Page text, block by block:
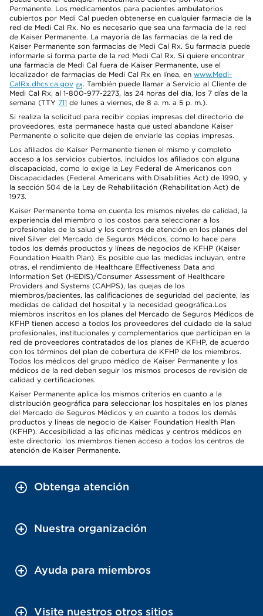
Permanente. Los medicamentos para pacientes ambulatorios
cubiertos por Medi Cal pueden obtenerse en cualquier farmacia de la
red de Medi Cal Rx. No es necesario que sea una farmacia de la red
de Kaiser Permanente. La mayoría de las farmacias de la red de
Kaiser Permanente son farmacias de Medi Cal Rx. Su farmacia puede
informarle si forma parte de la red Medi Cal Rx. Si quiere encontrar
una farmacia de Medi Cal fuera de Kaiser Permanente, use el
localizador de farmacias de Medi Cal Rx en línea, en www.Medi-
CalRx.dhcs.ca.gov
. También puede llamar a Servicio al Cliente de
Medi Cal Rx, al 1-800-977-2273, las 24 horas del día, los 7 días de la
semana (TTY 711 de lunes a viernes, de 8 a. m. a 5 p. m.).
Si realiza la solicitud para recibir copias impresas del directorio de
proveedores, esta permanece hasta que usted abandone Kaiser
Permanente o solicite que dejen de enviarle las copias impresas.
Los afiliados de Kaiser Permanente tienen el mismo y completo
acceso a los servicios cubiertos, incluidos los afiliados con alguna
discapacidad, como lo exige la Ley Federal de Americanos con
Discapacidades (Federal Americans with Disabilities Act) de 1990, y
la sección 504 de la Ley de Rehabilitación (Rehabilitation Act) de
1973.
Kaiser Permanente toma en cuenta los mismos niveles de calidad, la
experiencia del miembro o los costos para seleccionar a los
profesionales de la salud y los centros de atención en los planes del
nivel Silver del Mercado de Seguros Médicos, como lo hace para
todos los demás productos y líneas de negocios de KFHP (Kaiser
Foundation Health Plan). Es posible que las medidas incluyan, entre
otras, el rendimiento de Healthcare Effectiveness Data and
Information Set (HEDIS)/Consumer Assessment of Healthcare
Providers and Systems (CAHPS), las quejas de los
miembros/pacientes, las calificaciones de seguridad del paciente, las
medidas de calidad del hospital y la necesidad geográfica.Los
miembros inscritos en los planes del Mercado de Seguros Médicos de
KFHP tienen acceso a todos los proveedores del cuidado de la salud
profesionales, institucionales y complementarios que participan en la
red de proveedores contratados de los planes de KFHP, de acuerdo
con los términos del plan de cobertura de KFHP de los miembros.
Todos los médicos del grupo médico de Kaiser Permanente y los
médicos de la red deben seguir los mismos procesos de revisión de
calidad y certificaciones.
Kaiser Permanente aplica los mismos criterios en cuanto a la
distribución geográfica para seleccionar los hospitales en los planes
del Mercado de Seguros Médicos y en cuanto a todos los demás
productos y líneas de negocio de Kaiser Foundation Health Plan
(KFHP). Accesibilidad a las oficinas médicas y centros médicos en
este directorio: los miembros tienen acceso a todos los centros de
atención de Kaiser Permanente.
Obtenga atención
Nuestra organización
Ayuda para miembros
Visite nuestros otros sitios